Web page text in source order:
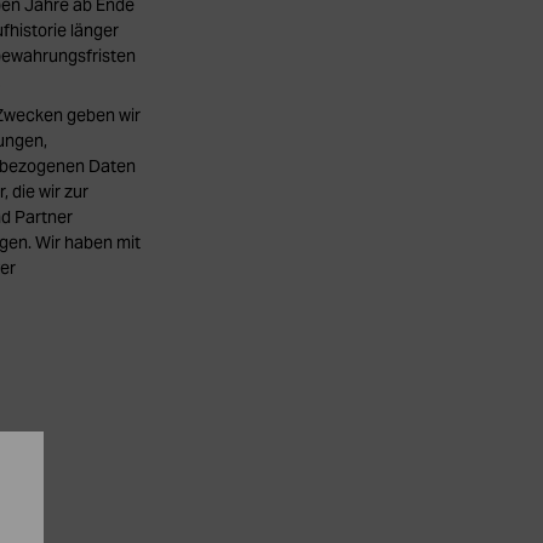
Jahre ab Ende
länger
geben wir
Daten
die wir zur
Partner
Wir haben mit